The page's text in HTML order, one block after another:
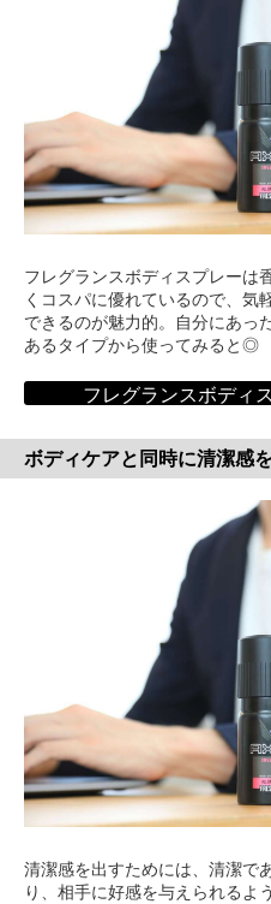
フレグランスボディスプレーは
くコスパに優れているので、気
できるのが魅力的。自分にあっ
あるタイプから使ってみると◎
フレグランスボディ
ボディケアと同時に清潔感
清潔感を出すためには、清潔で
り、相手に好感を与えられるよ